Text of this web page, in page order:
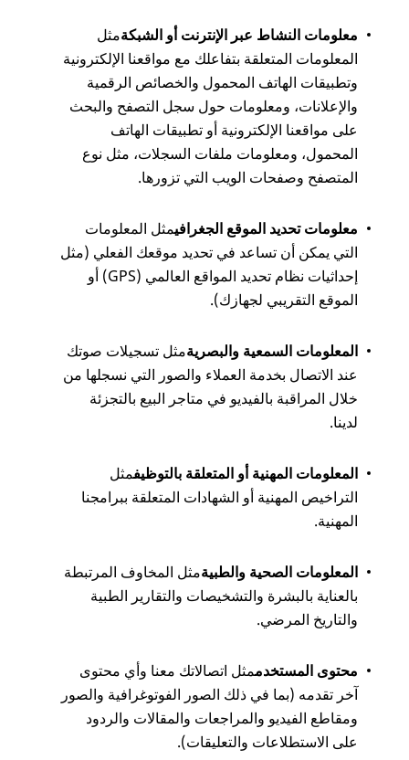
معلومات النشاط عبر الإنترنت أو الشبكةمثل
المعلومات المتعلقة بتفاعلك مع مواقعنا الإلكترونية
وتطبيقات الهاتف المحمول والخصائص الرقمية
والإعلانات، ومعلومات حول سجل التصفح والبحث
على مواقعنا الإلكترونية أو تطبيقات الهاتف
المحمول، ومعلومات ملفات السجلات، مثل نوع
المتصفح وصفحات الويب التي تزورها.
معلومات تحديد الموقع الجغرافيمثل المعلومات
التي يمكن أن تساعد في تحديد موقعك الفعلي (مثل
إحداثيات نظام تحديد المواقع العالمي (GPS) أو
الموقع التقريبي لجهازك).
المعلومات السمعية والبصريةمثل تسجيلات صوتك
عند الاتصال بخدمة العملاء والصور التي نسجلها من
خلال المراقبة بالفيديو في متاجر البيع بالتجزئة
لدينا.
المعلومات المهنية أو المتعلقة بالتوظيفمثل
التراخيص المهنية أو الشهادات المتعلقة ببرامجنا
المهنية.
المعلومات الصحية والطبيةمثل المخاوف المرتبطة
بالعناية بالبشرة والتشخيصات والتقارير الطبية
والتاريخ المرضي.
محتوى المستخدممثل اتصالاتك معنا وأي محتوى
آخر تقدمه (بما في ذلك الصور الفوتوغرافية والصور
ومقاطع الفيديو والمراجعات والمقالات والردود
على الاستطلاعات والتعليقات).